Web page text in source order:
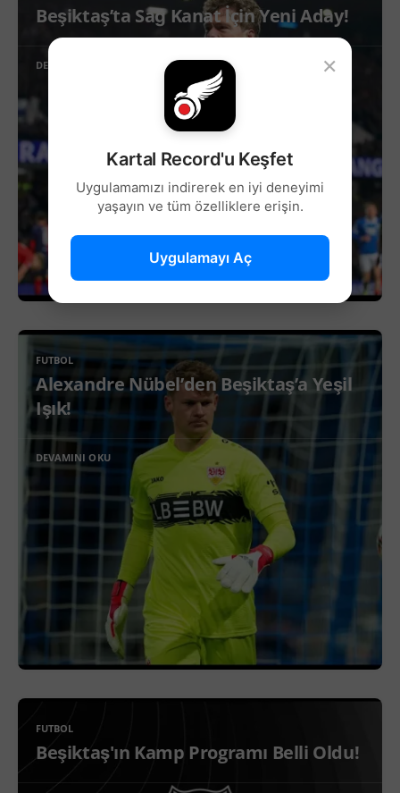
Beşiktaş’ta Sağ Kanat İçin Yeni Aday!
DEVAMINI OKU
FUTBOL
Alexandre Nübel’den Beşiktaş’a Yeşil
Işık!
DEVAMINI OKU
FUTBOL
Beşiktaş'ın Kamp Programı Belli Oldu!
×
Kartal Record'u Keşfet
Uygulamamızı indirerek en iyi deneyimi
yaşayın ve tüm özelliklere erişin.
Uygulamayı Aç